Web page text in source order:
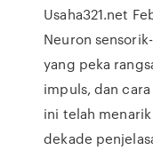
Usaha321.net
Neuron
yang peka
impuls, dan
ini telah
dekade